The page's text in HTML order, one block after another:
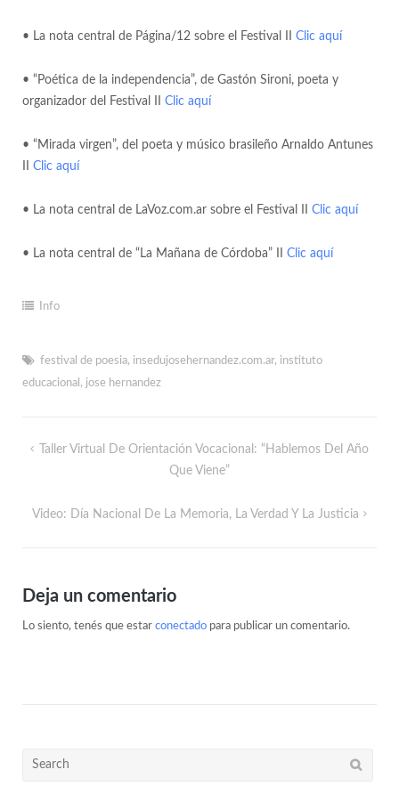
• La nota central de Página/12 sobre el Festival II Clic aquí
• “Poética de la independencia”, de Gastón Sironi, poeta y
organizador del Festival II Clic aquí
• “Mirada virgen”, del poeta y músico brasileño Arnaldo Antunes
Clic aquí
• La nota central de LaVoz.com.ar sobre el Festival II Clic aquí
• La nota central de “La Mañana de Córdoba” II Clic aquí
Info
festival de poesia, insedujosehernandez.com.ar, instituto
educacional , jose hernandez
Taller Virtual De Orientación Vocacional: “Hablemos Del Año
Que Viene”
Video: Día Nacional De La Memoria, La Verdad Y La Justicia
Deja un comentario
Lo siento, tenés que estar conectadopara publicar un comentario.